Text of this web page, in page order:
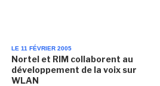
LE 11 FÉVRIER 2005
Nortel et RIM collaborent au
développement de la voix sur
WLAN